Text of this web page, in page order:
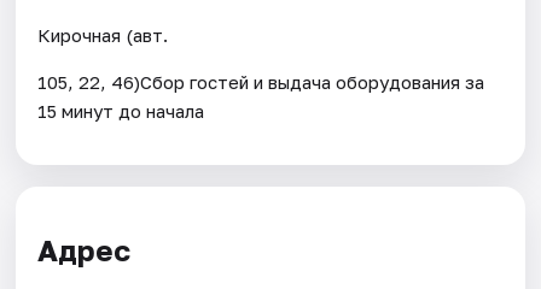
Кирочная (авт.
105, 22, 46)Сбор гостей и выдача оборудования за
15 минут до начала
Адрес